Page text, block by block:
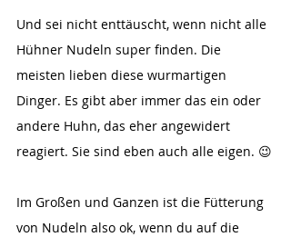
Und sei nicht enttäuscht, wenn nicht alle
Hühner Nudeln super finden. Die
meisten lieben diese wurmartigen
Dinger. Es gibt aber immer das ein oder
andere Huhn, das eher angewidert
reagiert. Sie sind eben auch alle eigen. 😉
Im Großen und Ganzen ist die Fütterung
von Nudeln also ok, wenn du auf die